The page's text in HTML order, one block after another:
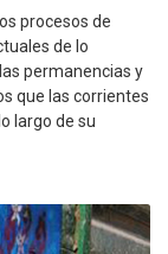
procesos de
de lo
permanencias y
que las corrientes
largo de su